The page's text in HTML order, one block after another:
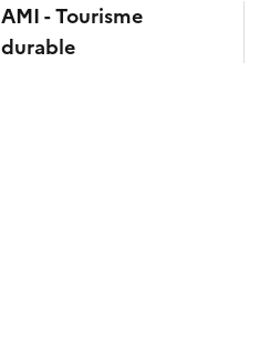
AMI - Tourisme
durable